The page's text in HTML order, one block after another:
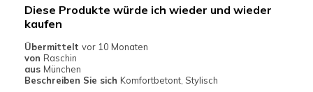
Diese Produkte würde ich wieder und wieder
kaufen
Übermittelt vor 10 Monaten
von Raschin
aus München
Beschreiben Sie sich Komfortbetont, Stylisch